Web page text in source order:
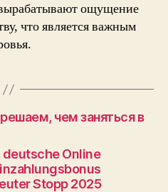
ощущение
что является важным
чем заняться в
Online
Stopp 2025